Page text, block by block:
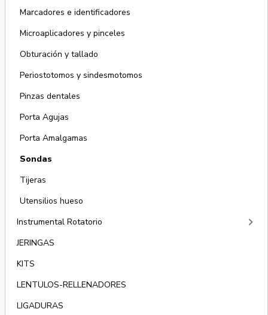
Marcadores e identificadores
Microaplicadores y pinceles
Obturación y tallado
Periostotomos y sindesmotomos
Pinzas dentales
Porta Agujas
Porta Amalgamas
Sondas
Tijeras
Utensilios hueso
Instrumental Rotatorio
keyboard_arrow_right
JERINGAS
KITS
LENTULOS-RELLENADORES
LIGADURAS